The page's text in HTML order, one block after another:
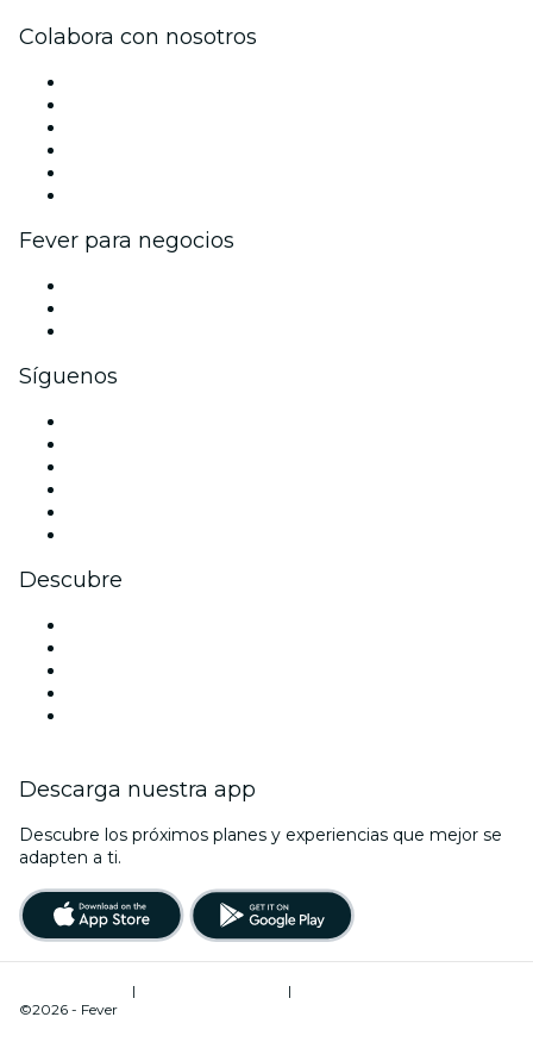
Colabora con nosotros
Fever para negocios
Síguenos
Descubre
Descarga nuestra app
Descubre los próximos planes y experiencias que mejor se
adapten a ti.
| |
©2026 - Fever